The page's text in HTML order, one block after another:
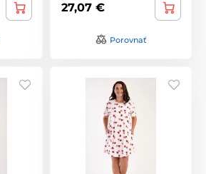
27,07 €
Porovnať